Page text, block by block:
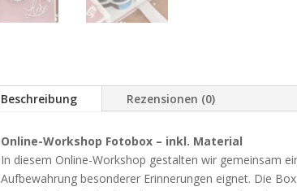
Beschreibung Rezensionen (0)
Online-Workshop Fotobox – inkl. Material
In diesem Online-Workshop gestalten wir gemeinsam
Aufbewahrung besonderer Erinnerungen eignet. Die